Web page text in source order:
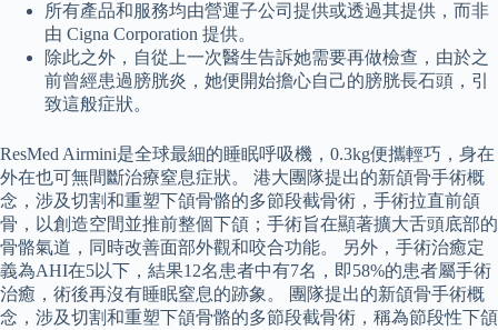
所有產品和服務均由營運子公司提供或透過其提供，而非
由 Cigna Corporation 提供。
除此之外，自從上一次醫生告訴她需要再做檢查，由於之
前曾經患過膀胱炎，她便開始擔心自己的膀胱長石頭，引
致這般症狀。
ResMed Airmini是全球最細的睡眠呼吸機，0.3kg便攜輕巧，身在
外在也可無間斷治療窒息症狀。 港大團隊提出的新頜骨手術概
念，涉及切割和重塑下頜骨骼的多節段截骨術，手術拉直前頜
骨，以創造空間並推前整個下頜；手術旨在顯著擴大舌頭底部的
骨骼氣道，同時改善面部外觀和咬合功能。 另外，手術治癒定
義為AHI在5以下，結果12名患者中有7名，即58%的患者屬手術
治癒，術後再沒有睡眠窒息的跡象。 團隊提出的新頜骨手術概
念，涉及切割和重塑下頜骨骼的多節段截骨術，稱為節段性下頜